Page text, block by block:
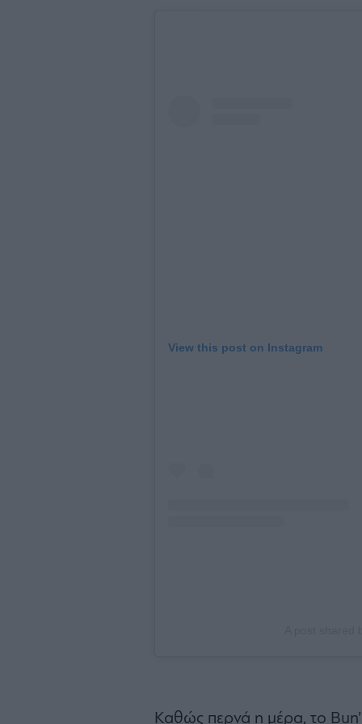
View this post on Instagram
Καθώς περνά η μέρα, το